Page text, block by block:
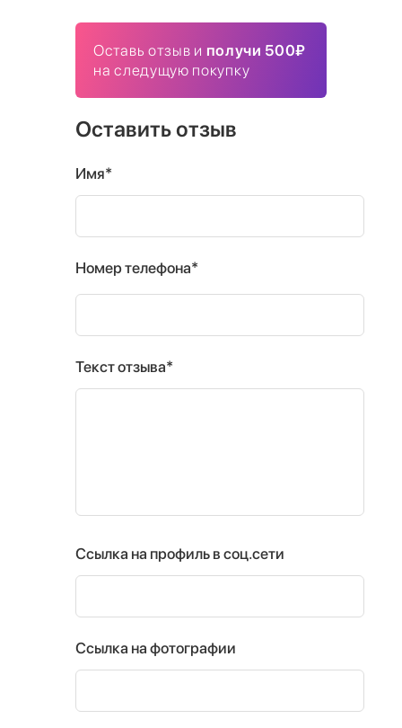
Оставь отзыв и получи 500₽
на следущую покупку
Оставить отзыв
Имя*
Номер телефона*
Текст отзыва*
Ссылка на профиль в соц.сети
Ссылка на фотографии